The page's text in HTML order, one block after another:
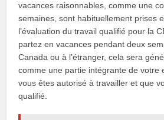
vacances raisonnables, comme une
semaines, sont habituellement prises
l’évaluation du travail qualifié pour la
partez en vacances pendant deux
Canada ou à l’étranger, cela sera
comme une partie intégrante de votre
vous êtes autorisé à travailler et que
qualifié.